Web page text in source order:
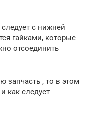
с нижней
гайками, которые
отсоединить
запчасть , то в этом
как следует